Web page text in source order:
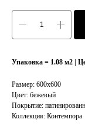
Упаковка = 1.08 м2 |
Размер: 600x600
Цвет: бежевый
Покрытие:
Коллекция: Контемпора